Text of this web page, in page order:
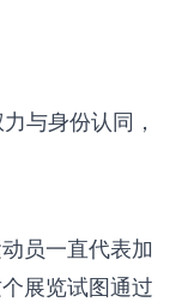
与身份认同，
员一直代表加
展览试图通过